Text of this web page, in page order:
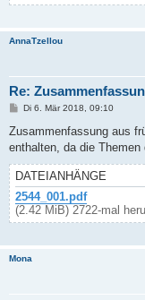
AnnaTzellou
Re:
B
i
r
g
Di 6. Mär 2018, 09:10
Zusammenfassung aus
enthalten, da die
DATEIANHÄNGE
2544_001.pdf
(2.42 MiB) 2722-mal
Mona